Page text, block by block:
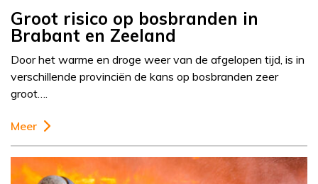
Groot risico op bosbranden in
Brabant en Zeeland
Door het warme en droge weer van de afgelopen tijd, is in
verschillende provinciën de kans op bosbranden zeer
groot….
Meer